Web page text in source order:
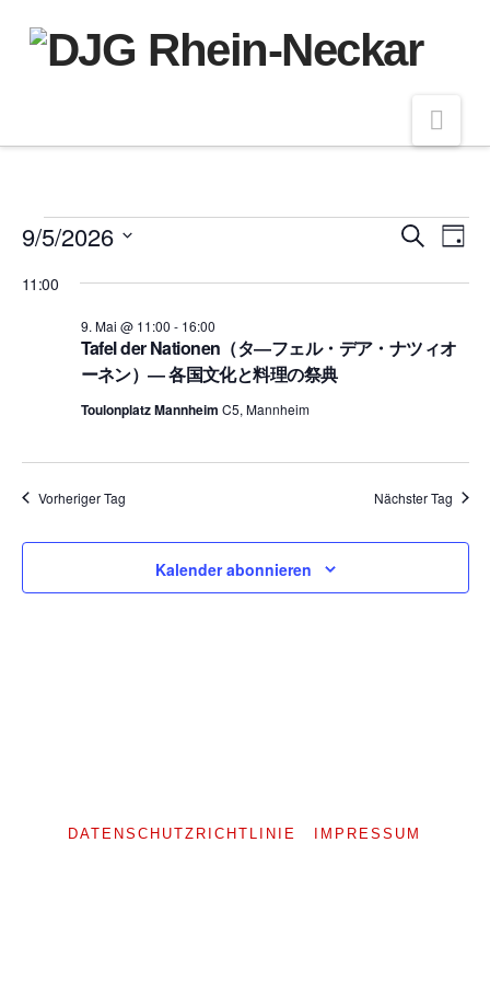
Veranstaltungen
für
Mai
2026
und
Suche
Tag
9/5/2026
wählen.
11:00
Tafel der Nationen（タ―フェル・デア・ナツィオ
ーネン）― 各国文化と料理の祭典
9. Mai @ 11:00 - 16:00
Toulonplatz Mannheim C5, Mannheim
Vorheriger Tag Nächster Tag
Kalender abonnieren
DATENSCHUTZRICHTLINIE IMPRESSUM